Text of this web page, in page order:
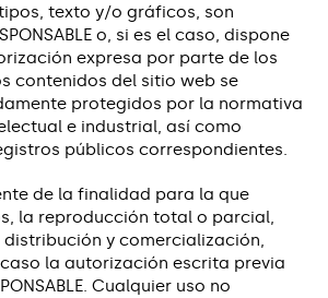
texto y/o gráficos, son
o, si es el caso, dispone
expresa por parte de los
contenidos del sitio web se
protegidos por la normativa
e industrial, así como
públicos correspondientes.
de la finalidad para la que
la reproducción total o parcial,
y comercialización,
la autorización escrita previa
Cualquier uso no